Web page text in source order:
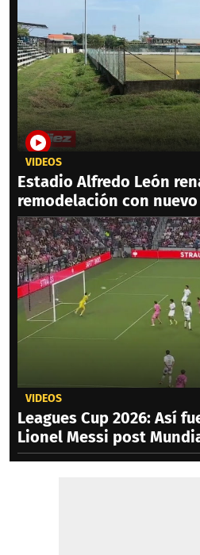
VIDEOS
Estadio Alfredo León
remodelación con
VIDEOS
Leagues Cup 2026: Así
Lionel Messi post